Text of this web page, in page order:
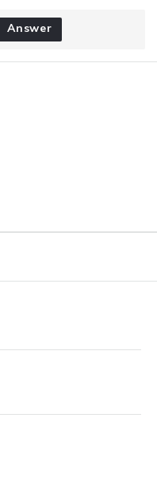
Answer